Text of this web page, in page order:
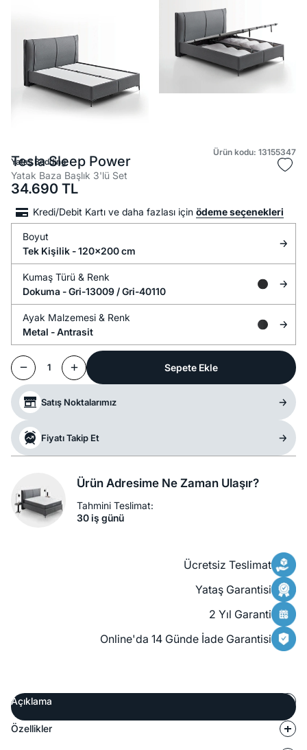
Ürün kodu: 13155347
Yataş Bedding
Tesla Sleep Power
Yatak Baza Başlık 3'lü Set
34.690 TL
Kredi/Debit Kartı ve daha fazlası için ödeme seçenekleri
Boyut
Tek Kişilik - 120x200 cm
Kumaş Türü & Renk
Dokuma -Gri-13009 / Gri-40110
Ayak Malzemesi & Renk
Metal -Antrasit
1 Sepete Ekle
Satış Noktalarımız
Fiyatı Takip Et
Ürün Adresime Ne Zaman Ulaşır?
Tahmini Teslimat:
30 iş günü
Ücretsiz Teslimat
Yataş Garantisi
2 Yıl Garanti
Online'da 14 Günde İade Garantisi
Açıklama
Özellikler